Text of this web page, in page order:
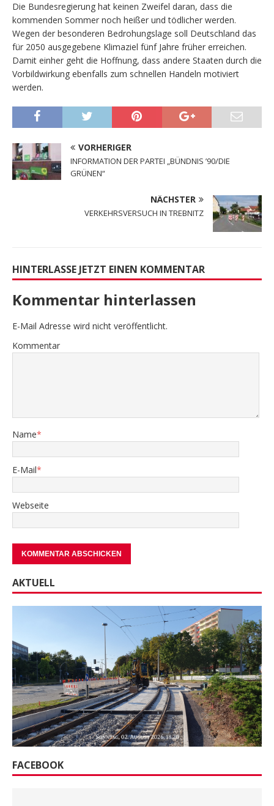
Die Bundesregierung hat keinen Zweifel daran, dass die
kommenden Sommer noch heißer und tödlicher werden.
Wegen der besonderen Bedrohungslage soll Deutschland das
für 2050 ausgegebene Klimaziel fünf Jahre früher erreichen.
Damit einher geht die Hoffnung, dass andere Staaten durch die
Vorbildwirkung ebenfalls zum schnellen Handeln motiviert
werden.
VORHERIGER
INFORMATION DER PARTEI „BÜNDNIS ’90/DIE
GRÜNEN“
NÄCHSTER
VERKEHRSVERSUCH IN TREBNITZ
HINTERLASSE JETZT EINEN KOMMENTAR
Kommentar hinterlassen
E-Mail Adresse wird nicht veröffentlicht.
Kommentar
Name*
E-Mail*
Webseite
AKTUELL
FACEBOOK